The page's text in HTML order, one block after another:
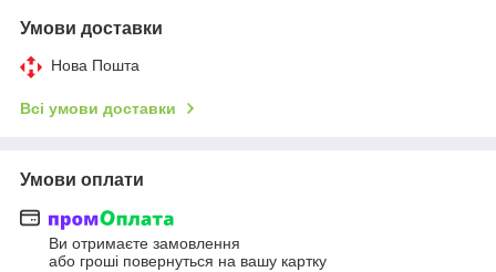
Умови доставки
Нова Пошта
Всі умови доставки
Умови оплати
Ви отримаєте замовлення
або гроші повернуться на вашу картку